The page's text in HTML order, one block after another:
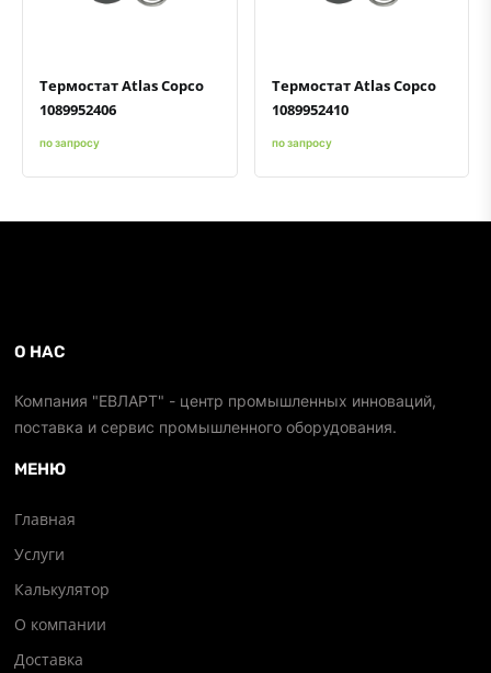
Термостат Atlas Copco
1089952406
по запросу
Термостат Atlas Copco
1089952410
по запросу
О НАС
Компания "ЕВЛАРТ" - центр промышленных инноваций,
поставка и сервис промышленного оборудования.
МЕНЮ
Главная
Услуги
Калькулятор
О компании
Доставка